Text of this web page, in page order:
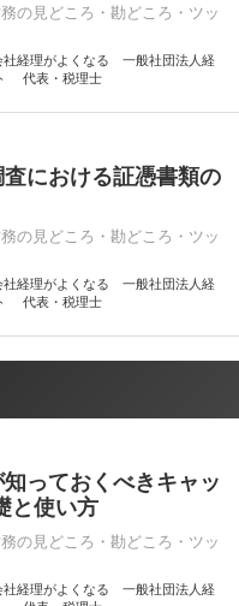
の見どころ・勘どころ・ツッ
社経理がよくなる 一般社団法人経
代表・税理士
における証憑書類の
の見どころ・勘どころ・ツッ
社経理がよくなる 一般社団法人経
代表・税理士
っておくべきキャッ
と使い方
の見どころ・勘どころ・ツッ
社経理がよくなる 一般社団法人経